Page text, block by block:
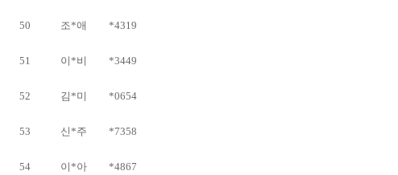
50 조*애 *4319
51 이*비 *3449
52 김*미 *0654
53 신*주 *7358
54 이*아 *4867